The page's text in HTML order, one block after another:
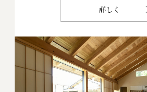
詳しく